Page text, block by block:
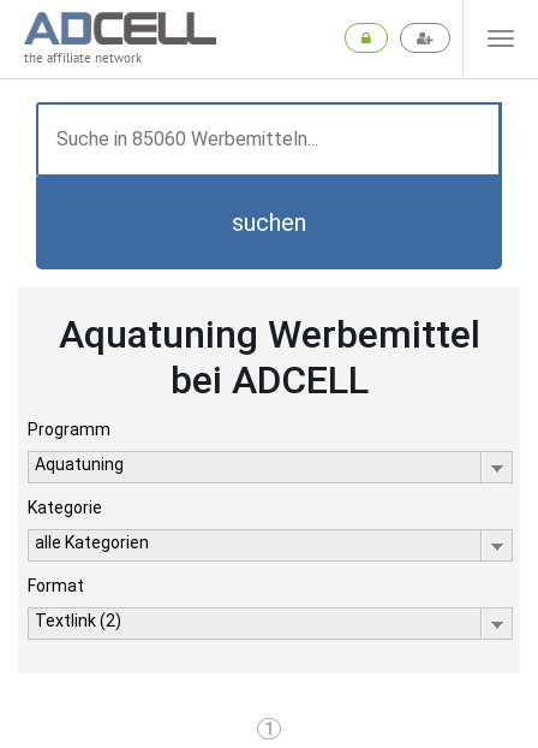
the affiliate network
suchen
Aquatuning Werbemittel
bei ADCELL
Programm
Aquatuning
Kategorie
alle Kategorien
Format
Textlink (2)
1